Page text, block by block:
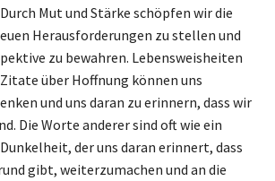
Mut und Stärke schöpfen wir die
Herausforderungen zu stellen und
zu bewahren. Lebensweisheiten
über Hoffnung können uns
und uns daran zu erinnern, dass wir
Die Worte anderer sind oft wie ein
der uns daran erinnert, dass
gibt, weiterzumachen und an die